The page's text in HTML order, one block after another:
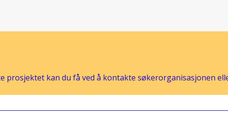
kan du få ved å kontakte søkerorganisasjonen